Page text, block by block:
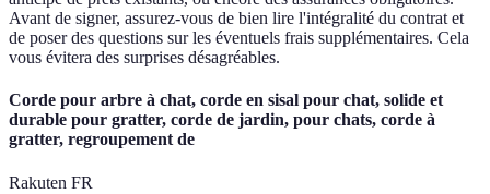
Avant de signer, assurez-vous de bien lire l'intégralité du contrat et
de poser des questions sur les éventuels frais supplémentaires. Cela
vous évitera des surprises désagréables.
Corde pour arbre à chat, corde en sisal pour chat, solide et
durable pour gratter, corde de jardin, pour chats, corde à
gratter, regroupement de
Rakuten FR